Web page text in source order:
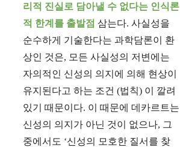
리적 진실로 담아낼 수 없다는 인식론
적 한계를 출발점 삼는다. 사실성을
순수하게 기술한다는 과학담론이 환
상인 것은, 모든 사실성의 저변에는
자의적인 신성의 의지에 의해 현상이
유지된다고 하는 조건 (법칙) 이 깔려
있기 때문이다. 이 때문에 데카르트는
신성의 의지가 아닌 것이 없으나, 그
중에서도 ‘신성의 모호한 질서를 찾